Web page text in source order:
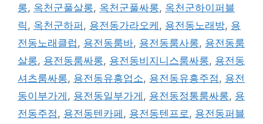
롱, 옥천군풀살롱, 옥천군풀싸롱, 옥천군하이퍼블
릭 , 옥천군하퍼 , 용전동가라오케 , 용전동노래방, 용
전동노래클럽 , 용전동룸바, 용전동룸사롱, 용전동룸
살롱, 용전동룸싸롱, 용전동비지니스룸싸롱, 용전동
셔츠룸싸롱, 용전동유흥업소, 용전동유흥주점 , 용전
동이부가게 , 용전동일부가게 , 용전동정통룸싸롱, 용
전동주점 , 용전동텐카페 , 용전동텐프로 , 용전동퍼블